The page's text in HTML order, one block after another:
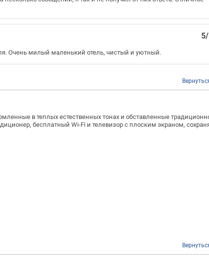
Очень милый маленький отель, чистый и уютный.
в теплых естественных тонах и обставленные
бесплатный Wi-Fi и телевизор с плоским экраном,